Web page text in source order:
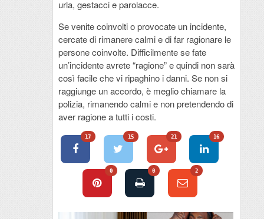
urla, gestacci e parolacce.
Se venite coinvolti o provocate un incidente,
cercate di rimanere calmi e di far ragionare le
persone coinvolte. Difficilmente se fate
un’incidente avrete “ragione” e quindi non sarà
così facile che vi ripaghino i danni. Se non si
raggiunge un accordo, è meglio chiamare la
polizia, rimanendo calmi e non pretendendo di
aver ragione a tutti i costi.
17 15 21 16
0 0 2